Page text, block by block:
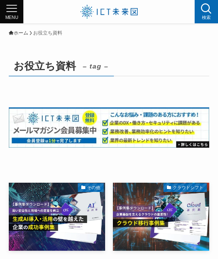
検索
MENU
ホーム お役立ち資料
お役立ち資料 – tag –
その他 クラウドシフト